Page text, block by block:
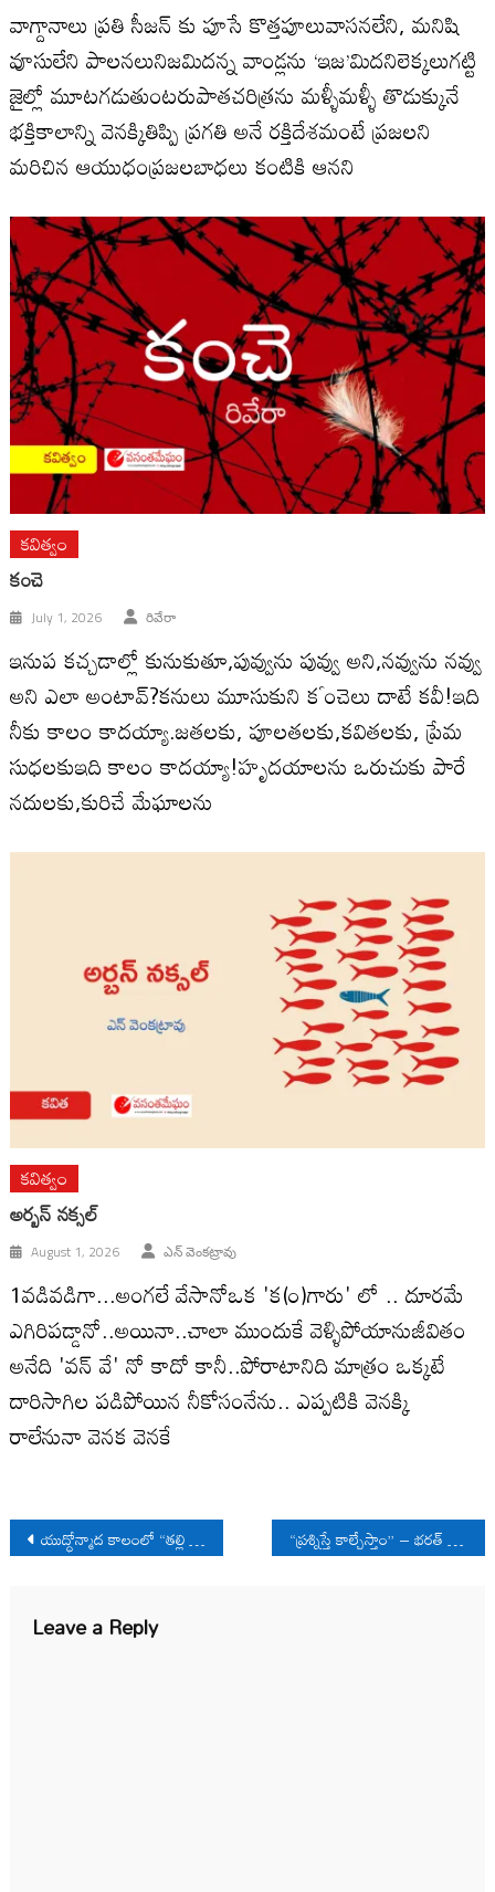
వాగ్దానాలు ప్రతి సీజన్ కు పూసే కొత్తపూలువాసనలేని, మనిషి
వూసులేని పాలనలునిజమిదన్న వాండ్లను ‘ఇజ’మిదనిలెక్కలుగట్టి
జైల్లో మూటగడుతుంటరుపాతచరిత్రను మళ్ళీమళ్ళీ తొడుక్కునే
భక్తికాలాన్ని వెనక్కితిప్పి ప్రగతి అనే రక్తిదేశమంటే ప్రజలని
మరిచిన ఆయుధంప్రజలబాధలు కంటికి ఆనని
కవిత్వం
కంచె
July 1, 2026 రివేరా
ఇనుప కచ్చడాల్లో కునుకుతూ,పువ్వును పువ్వు అని,నవ్వును నవ్వు
అని ఎలా అంటావ్?కనులు మూసుకుని కౕంచెలు దాటే కవీ!ఇది
నీకు కాలం కాదయ్యా.జతలకు, పూలతలకు,కవితలకు, ప్రేమ
సుధలకుఇది కాలం కాదయ్యా!హృదయాలను ఒరుచుకు పారే
నదులకు,కురిచే మేఘాలను
కవిత్వం
అర్బన్ నక్సల్
August 1, 2026 ఎన్ వెంకట్రావు
1వడివడిగా...అంగలే వేసానోఒక 'క(౦)గారు' లో .. దూరమే
ఎగిరిపడ్డానో..అయినా..చాలా ముందుకే వెళ్ళిపోయానుజీవితం
అనేది 'వన్ వే' నో కాదో కానీ..పోరాటానిది మాత్రం ఒక్కటే
దారిసాగిల పడిపోయిన నీకోసంనేను.. ఎప్పటికి వెనక్కి
రాలేనునా వెనక వెనకే
Post
navigation
యుద్ధోన్మాద కాలంలో “తల్లి భూదేవి” “ప్రశ్నిస్తే కాల్చేస్తాం” – భరత్ భూషణ్ తివారీ “ఎన్ కౌంటర్?”
Leave a Reply